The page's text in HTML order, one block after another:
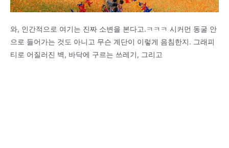
와, 인간적으로 여기는 진짜 소변을 본다고.ㅋㅋㅋ 시커먼 동굴 안
으로 들어가는 것도 아니고 무슨 계단이 이렇게 음침한지. 그래피
티로 어질러진 벽, 바닥에 구르는 쓰레기, 그리고